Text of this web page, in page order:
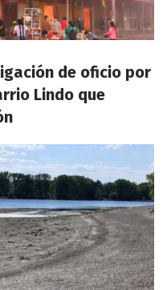
de oficio por
Lindo que